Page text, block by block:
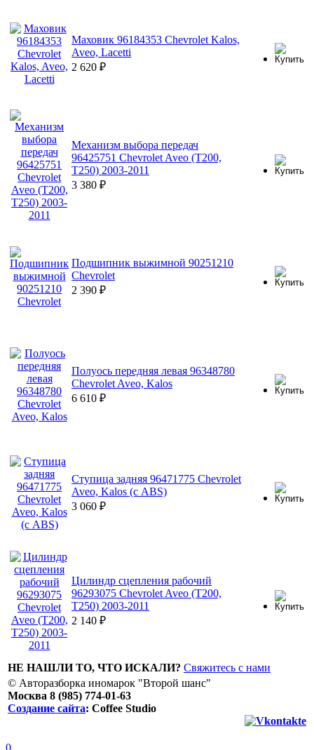
Маховик 96184353 Chevrolet Kalos,
Aveo, Lacetti
2 620 ₽
Механизм выбора передач
96425751 Chevrolet Aveo (T200,
T250) 2003-2011
3 380 ₽
Подшипник выжимной 90251210
Chevrolet
2 390 ₽
Полуось передняя левая 96348780
Chevrolet Aveo, Kalos
6 610 ₽
Ступица задняя 96471775 Chevrolet
Aveo, Kalos (с ABS)
3 060 ₽
Цилиндр сцепления рабочий
96293075 Chevrolet Aveo (T200,
T250) 2003-2011
2 140 ₽
НЕ НАШЛИ ТО, ЧТО ИСКАЛИ? Свяжитесь с нами
© Авторазборка иномарок "Второй шанс"
Москва 8 (985) 774-01-63
Создание сайта: Coffee Studio
0